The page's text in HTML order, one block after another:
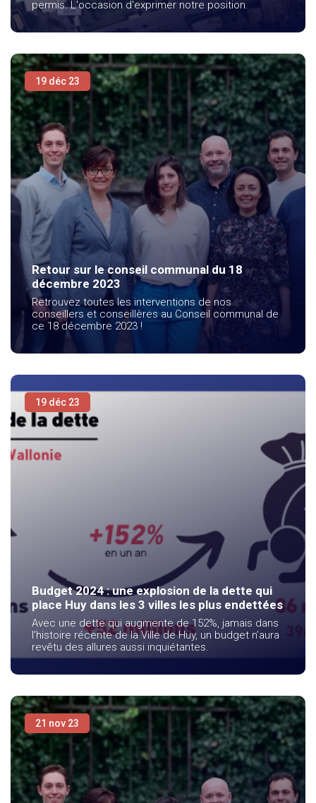
permis. L'occasion d'exprimer notre position.
19 déc 23
Retour sur le conseil communal du 18
décembre 2023
Retrouvez toutes les interventions de nos
conseillers et conseillères au Conseil communal de
ce 18 décembre 2023 !
19 déc 23
Budget 2024 : une explosion de la dette qui
place Huy dans les 3 villes les plus endettées
Avec une dette qui augmente de 152%, jamais dans
l’histoire récente de la Ville de Huy, un budget n’aura
revêtu des allures aussi inquiétantes.
21 nov 23